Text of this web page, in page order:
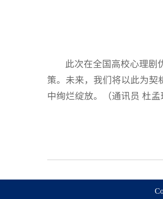
此次在全国高校心理剧
策。未来，我们将以此为契
中绚烂绽放。（通讯员 杜孟